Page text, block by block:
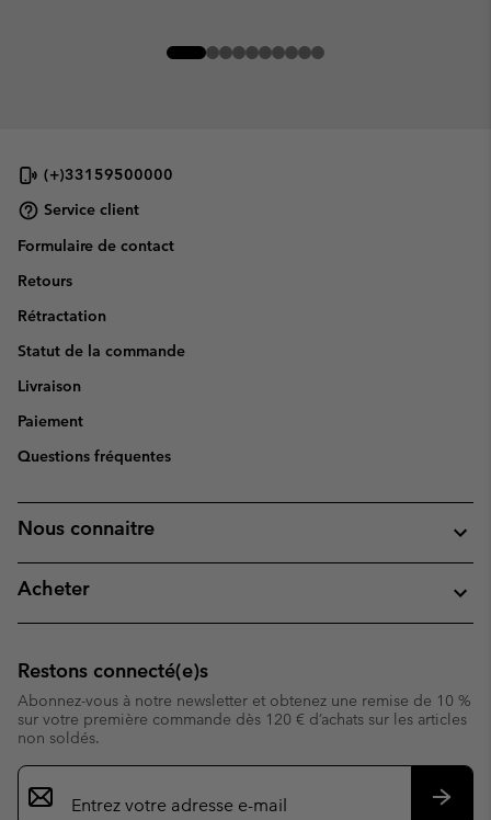
(+)33159500000
Service client
Formulaire de contact
Retours
Rétractation
Statut de la commande
Livraison
Paiement
Questions fréquentes
Nous connaitre
Acheter
Restons connecté(e)s
Abonnez-vous à notre newsletter et obtenez une remise de 10 %
sur votre première commande dès 120 € d’achats sur les articles
non soldés.
Inscription
par